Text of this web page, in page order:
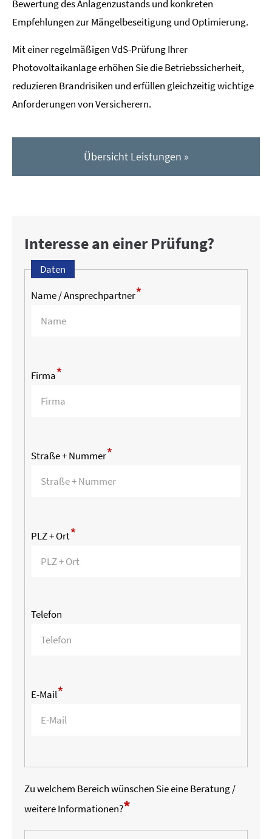
Bewertung des Anlagenzustands und konkreten
Empfehlungen zur Mängelbeseitigung und Optimierung.
Mit einer regelmäßigen VdS-Prüfung Ihrer
Photovoltaikanlage erhöhen Sie die Betriebssicherheit,
reduzieren Brandrisiken und erfüllen gleichzeitig wichtige
Anforderungen von Versicherern.
Übersicht Leistungen »
Interesse an einer Prüfung?
Daten
Name / Ansprechpartner*
Firma*
Straße + Nummer*
PLZ + Ort*
Telefon
E-Mail*
Zu welchem Bereich wünschen Sie eine Beratung /
weitere Informationen?*